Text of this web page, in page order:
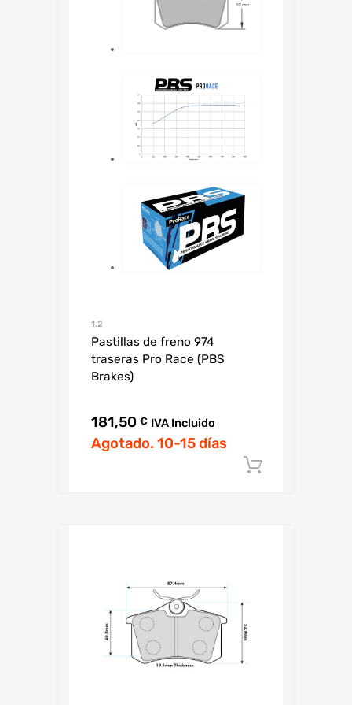
1.2
Pastillas de freno 974
traseras Pro Race (PBS
Brakes)
181,50 € IVA Incluido
Agotado. 10-15 días